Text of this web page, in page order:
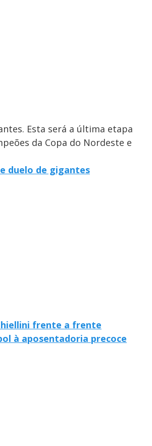
Esta será a última etapa
da Copa do Nordeste e
duelo de gigantes
frente a frente
à aposentadoria precoce